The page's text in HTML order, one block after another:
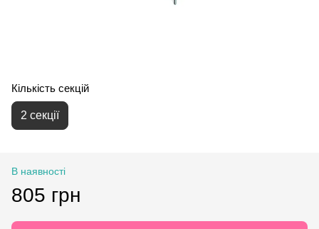
Кількість секцій
2 секції
В наявності
805 грн